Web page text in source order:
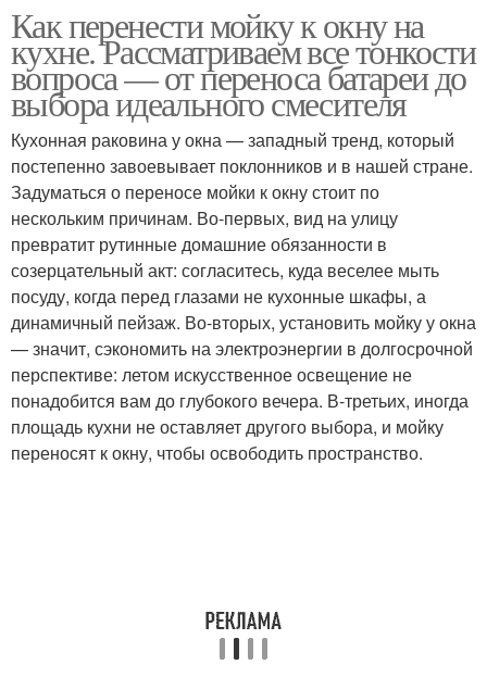
Как перенести мойку к окну на
кухне. Рассматриваем все тонкости
вопроса — от переноса батареи до
выбора идеального смесителя
Кухонная раковина у окна — западный тренд, который
постепенно завоевывает поклонников и в нашей стране.
Задуматься о переносе мойки к окну стоит по
нескольким причинам. Во-первых, вид на улицу
превратит рутинные домашние обязанности в
созерцательный акт: согласитесь, куда веселее мыть
посуду, когда перед глазами не кухонные шкафы, а
динамичный пейзаж. Во-вторых, установить мойку у окна
— значит, сэкономить на электроэнергии в долгосрочной
перспективе: летом искусственное освещение не
понадобится вам до глубокого вечера. В-третьих, иногда
площадь кухни не оставляет другого выбора, и мойку
переносят к окну, чтобы освободить пространство.